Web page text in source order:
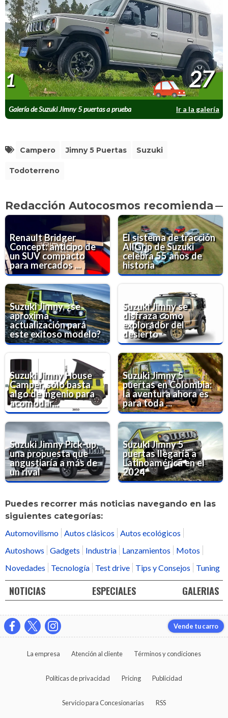
Galería de Suzuki Jimny 5 puertas a prueba Ir a la galería
1 27
Campero Jimny 5 Puertas Suzuki
Todoterreno
Redacción Autocosmos recomienda
Renault Bridger
Concept: anticipo de
un SUV compacto
para mercados ...
El sistema de tracción
AllGrip de Suzuki
celebra 55 años de
historia
Suzuki Jimny, ¿se
aproxima
actualización para
este exitoso modelo?
Suzuki Jimny se
disfraza como
explorador del
desierto
Suzuki Jimny House
Camper, sólo basta
algo de ingenio para
acomodar...
Suzuki Jimny 5
puertas en Colombia:
la aventura ahora es
para toda ...
Suzuki Jimny Pick-up,
una propuesta que
angustiaría a más de
un rival
Suzuki Jimny 5
puertas llegaría a
Latinoamérica en el
2024
Puedes recorrer más noticias navegando en las
siguientes categorías:
Automovilismo Autos clásicos
Autos ecológicos
Autoshows
Gadgets Industria Lanzamientos
Motos
Novedades
Tecnología Test drive Tips y Consejos Tuning
NOTICIAS ESPECIALES GALERIAS
Vende tu carro
La empresa Atención al cliente Términos y condiciones
Políticas de privacidad Pricing Publicidad
Servicio para Concesionarias RSS